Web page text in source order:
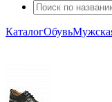
КаталогОбувь